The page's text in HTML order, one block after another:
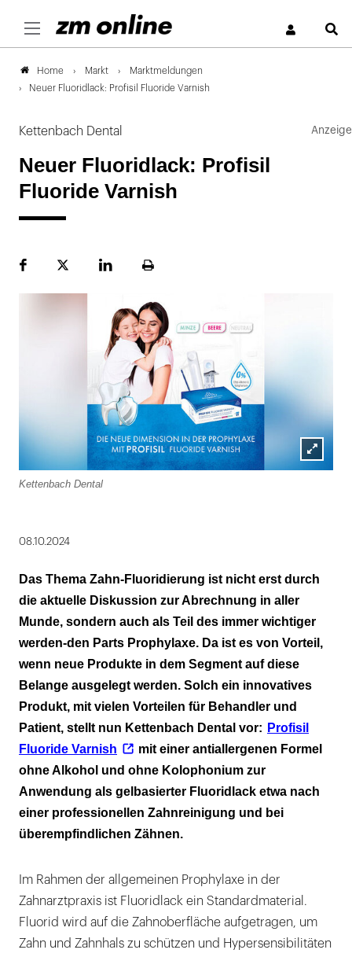
Home Markt
Marktmeldungen
Neuer Fluoridlack: Profisil Fluoride Varnish
Kettenbach Dental
Neuer Fluoridlack: Profisil
Fluoride Varnish
FacebookPlattformLinekdInSeite
Lightbox
Kettenbach Dental
08.10.2024
Das Thema Zahn-Fluoridierung ist nicht erst durch
die aktuelle Diskussion zur Abrechnung in aller
Munde, sondern auch als Teil des immer wichtiger
werden-den Parts Prophylaxe. Da ist es von Vorteil,
wenn neue Produkte in dem Segment auf diese
Belange ausgelegt werden. Solch ein innovatives
Produkt, mit vielen Vorteilen für Behandler und
Patient, stellt nun Kettenbach Dental vor: Profisil
Fluoride Varnish
mit einer antiallergenen Formel
ohne Alkohol und ohne Kolophonium zur
Anwendung als gelbasierter Fluoridlack etwa nach
einer professionellen Zahnreinigung und bei
überempfindlichen Zähnen.
Im Rahmen der allgemeinen Prophylaxe in der
Zahnarztpraxis ist Fluoridlack ein Standardmaterial.
Fluorid wird auf die Zahnoberfläche aufgetragen, um
Zahn und Zahnhals zu schützen und Hypersensibilitäten